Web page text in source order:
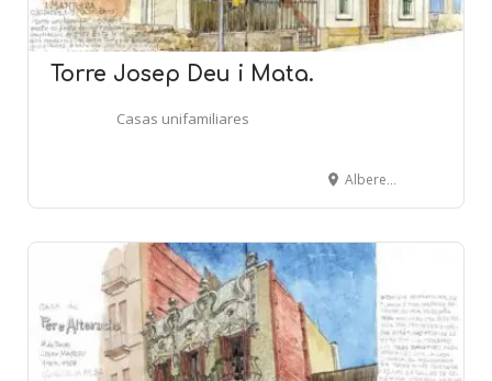
Torre Josep Deu i Mata.
Casas unifamiliares
Alberes, 5-7 - BARCELONA